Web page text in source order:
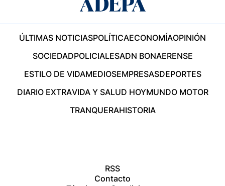
ÚLTIMAS NOTICIASPOLÍTICAECONOMÍAOPINIÓN
SOCIEDADPOLICIALESADN BONAERENSE
ESTILO DE VIDAMEDIOSEMPRESASDEPORTES
DIARIO EXTRAVIDA Y SALUD HOYMUNDO MOTOR
TRANQUERAHISTORIA
RSS
Contacto